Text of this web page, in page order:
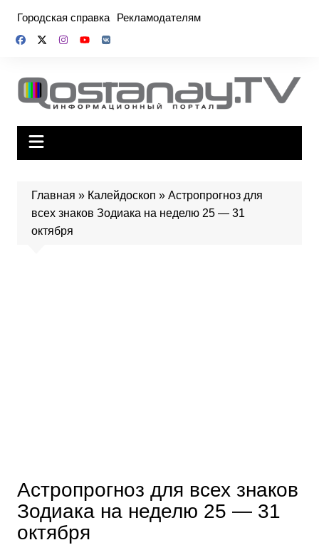
содержимому
Городская справка Рекламодателям
Главная » Калейдоскоп » Астропрогноз для
всех знаков Зодиака на неделю 25 — 31
октября
Астропрогноз для всех знаков
Зодиака на неделю 25 — 31
октября